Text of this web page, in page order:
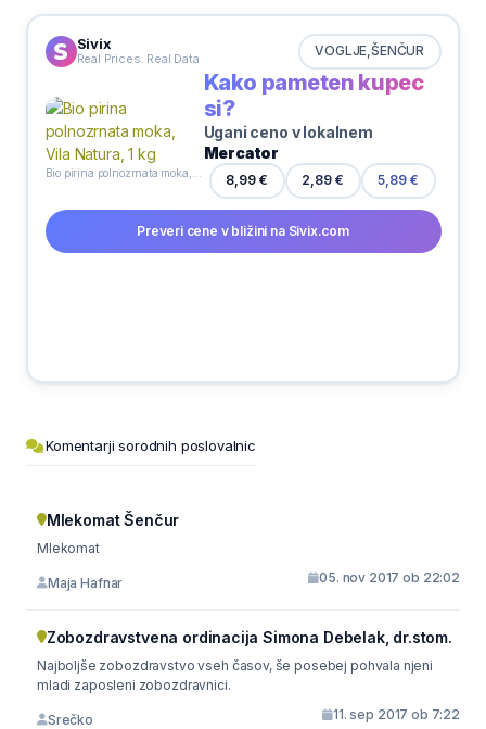
Sivix
Real Prices. Real Data VOGLJE,ŠENČUR
Kako pameten kupec
si?
Ugani ceno v lokalnem
Mercator
8,99 € 2,89 € 5,89 €
Preveri cene v bližini na Sivix.com
Komentarji sorodnih poslovalnic
Mlekomat Šenčur
Mlekomat
Maja Hafnar 05. nov 2017 ob 22:02
Zobozdravstvena ordinacija Simona Debelak, dr.stom.
Najboljše zobozdravstvo vseh časov, še posebej pohvala njeni
mladi zaposleni zobozdravnici.
Srečko 11. sep 2017 ob 7:22